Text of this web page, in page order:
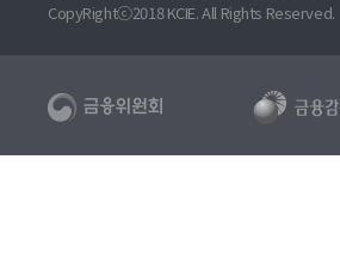
CopyRightⓒ2018 KCIE. All Rights Reserved.